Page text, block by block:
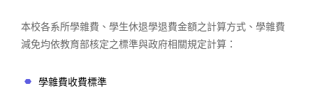
本校各系所學雜費、學生休退學退費金額之計算方式、學雜費
減免均依教育部核定之標準與政府相關規定計算：
學雜費收費標準